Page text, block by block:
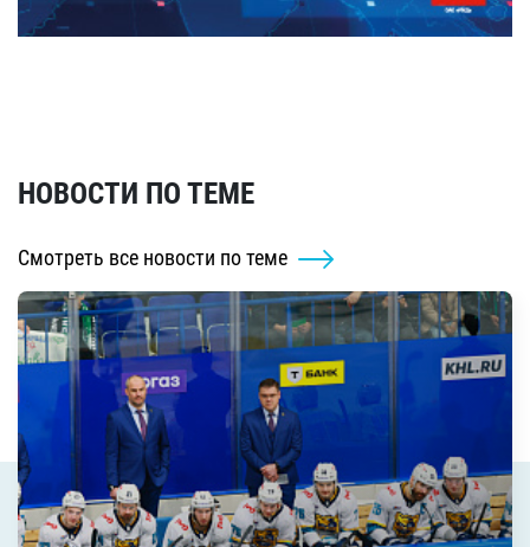
НОВОСТИ ПО ТЕМЕ
Смотреть все новости по теме